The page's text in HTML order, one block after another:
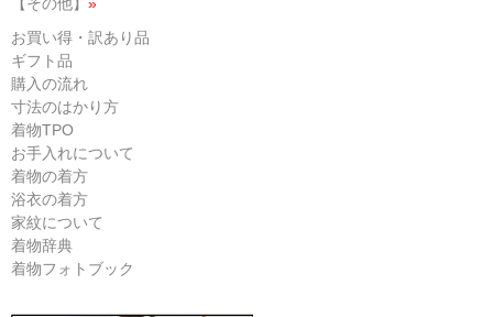
【その他】 »
お買い得・訳あり品
ギフト品
購入の流れ
寸法のはかり方
着物TPO
お手入れについて
着物の着方
浴衣の着方
家紋について
着物辞典
着物フォトブック